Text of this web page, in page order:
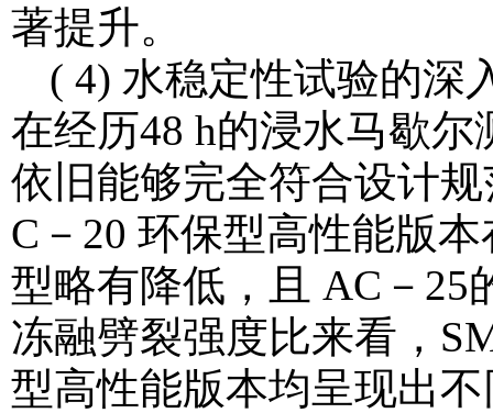
著提升。
( 4) 水稳定性试验的深
在经历48 h的浸水马歇
依旧能够完全符合设计
C－20 环保型高性能版
型略有降低，且 AC－25
冻融劈裂强度比来看，
型高性能版本均呈现出